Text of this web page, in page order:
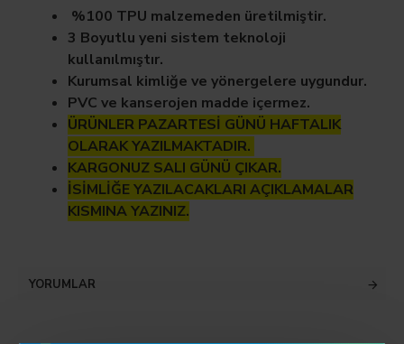
%100 TPU malzemeden üretilmiştir.
3 Boyutlu yeni sistem teknoloji
kullanılmıştır.
Kurumsal kimliğe ve yönergelere uygundur.
PVC ve kanserojen madde içermez.
ÜRÜNLER PAZARTESİ GÜNÜ HAFTALIK
OLARAK YAZILMAKTADIR.
KARGONUZ SALI GÜNÜ ÇIKAR.
İSİMLİĞE YAZILACAKLARI AÇIKLAMALAR
KISMINA YAZINIZ.
YORUMLAR